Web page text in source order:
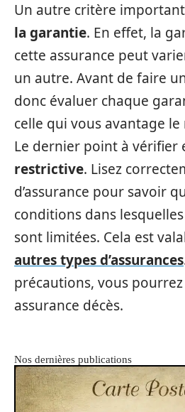
Un autre critère
la garantie. En effet, la
cette assurance peut
un autre. Avant de faire
donc évaluer chaque
celle qui vous avantage le
Le dernier point à vérifier
restrictive. Lisez
d’assurance pour savoir
conditions dans
sont limitées. Cela est
autres types d’assurances
précautions, vous
assurance décès.
Nos dernières publications